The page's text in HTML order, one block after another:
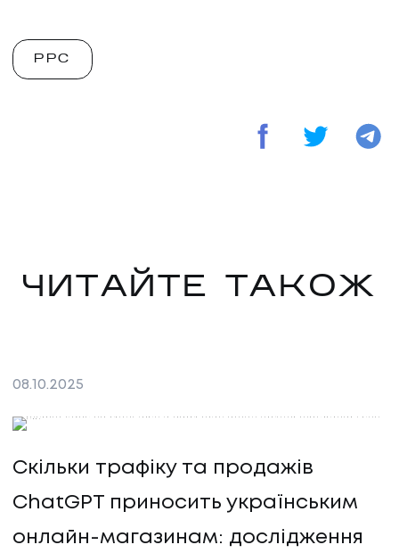
PPC
ЧИТАЙТЕ ТАКОЖ
08.10.2025
Скільки трафіку та продажів
ChatGPT приносить українським
онлайн-магазинам: дослідження